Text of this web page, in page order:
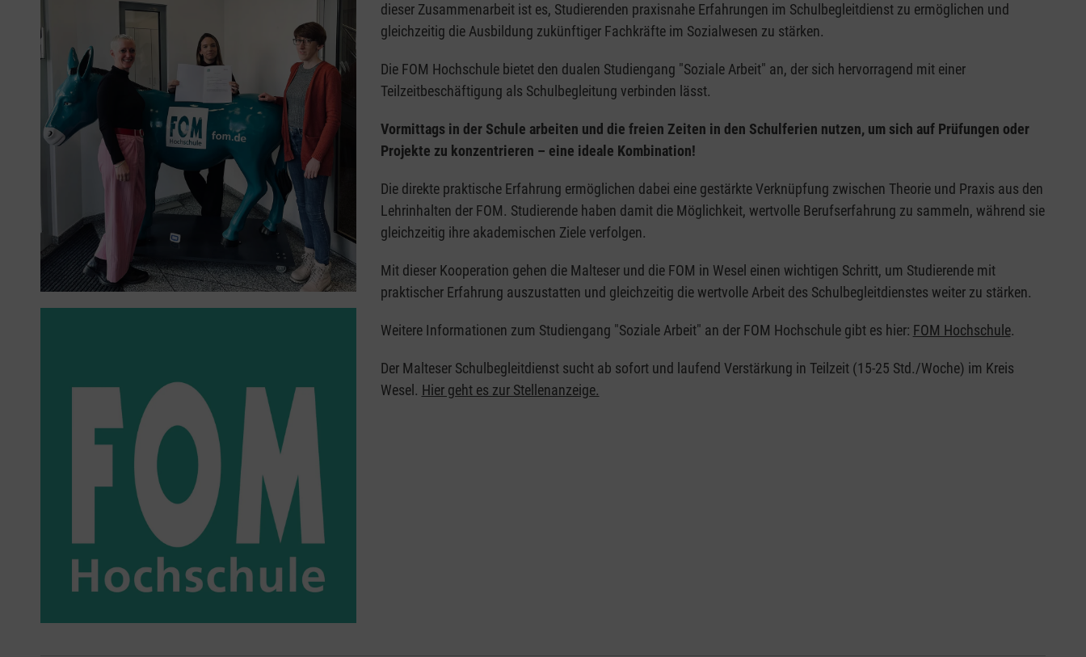
dieser Zusammenarbeit ist es, Studierenden praxisnahe Erfahrungen im Schulbegleitdienst zu ermöglichen und
gleichzeitig die Ausbildung zukünftiger Fachkräfte im Sozialwesen zu stärken.
Die FOM Hochschule bietet den dualen Studiengang "Soziale Arbeit" an, der sich hervorragend mit einer
Teilzeitbeschäftigung als Schulbegleitung verbinden lässt.
Vormittags in der Schule arbeiten und die freien Zeiten in den Schulferien nutzen, um sich auf Prüfungen oder
Projekte zu konzentrieren – eine ideale Kombination!
Die direkte praktische Erfahrung ermöglichen dabei eine gestärkte Verknüpfung zwischen Theorie und Praxis aus den
Lehrinhalten der FOM. Studierende haben damit die Möglichkeit, wertvolle Berufserfahrung zu sammeln, während sie
gleichzeitig ihre akademischen Ziele verfolgen.
Mit dieser Kooperation gehen die Malteser und die FOM in Wesel einen wichtigen Schritt, um Studierende mit
praktischer Erfahrung auszustatten und gleichzeitig die wertvolle Arbeit des Schulbegleitdienstes weiter zu stärken.
Weitere Informationen zum Studiengang "Soziale Arbeit" an der FOM Hochschule gibt es hier: FOM Hochschule.
Der Malteser Schulbegleitdienst sucht ab sofort und laufend Verstärkung in Teilzeit (15-25 Std./Woche) im Kreis
Wesel. Hier geht es zur Stellenanzeige.